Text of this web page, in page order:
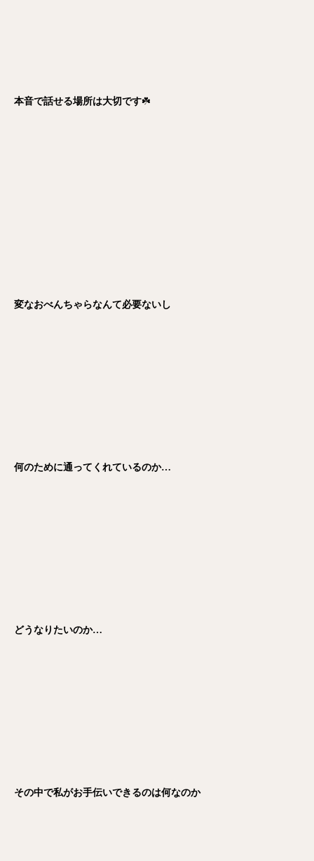
本音で話せる場所は大切です☘️
変なおべんちゃらなんて必要ないし
何のために通ってくれているのか…
どうなりたいのか…
その中で私がお手伝いできるのは何なのか